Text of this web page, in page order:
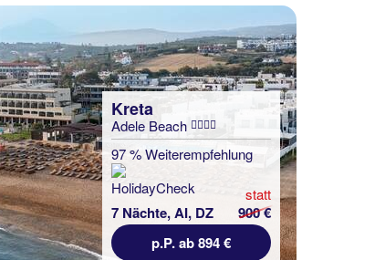
Kreta
Adele Beach
97 % Weiterempfehlung
7 Nächte, AI, DZ
statt
900 €
p.P. ab 894 €